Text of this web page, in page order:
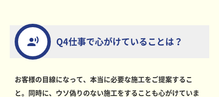
Q4仕事で心がけていることは？
お客様の目線になって、本当に必要な施工をご提案するこ
と。同時に、ウソ偽りのない施工をすることも心がけていま